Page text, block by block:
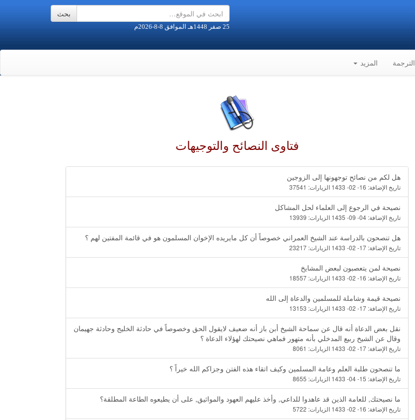
25 صفر 1448هـ الموافق 8-8-2026م
الترجمة المزيد
فتاوى النصائح والتوجيهات
هل لكم من نصائح توجهونها إلى الزوجين
تاريخ الإضافة: 16- 02- 1433 الزيارات: 37541
نصيحة في الرجوع إلى العلماء لحل المشاكل
تاريخ الإضافة: 04- 09- 1435 الزيارات: 13939
هل تنصحون بالدراسة عند الشيخ العمراني خصوصاً أن كل مايريده الإخوان المسلمون هو في قائمة المفتين لهم ؟
تاريخ الإضافة: 17- 02- 1433 الزيارات: 23217
نصيحة لمن يتعصبون لبعض المشايخ
تاريخ الإضافة: 16- 02- 1433 الزيارات: 18557
نصيحة قيمة وشاملة للمسلمين والدعاة إلى الله
تاريخ الإضافة: 17- 02- 1433 الزيارات: 13153
نقل بعض الدعاة أنه قال عن سماحة الشيخ أبن باز أنه ضعيف لايقول الحق وخصوصاً في حادثة الخليج وحادثة جهيمان
وقال عن الشيخ ربيع المدخلي بأنه متهور فماهي نصيحتك لهؤلاء الدعاة ؟
تاريخ الإضافة: 17- 02- 1433 الزيارات: 8061
ما تنصحون طلبة العلم وعامة المسلمين وكيف اتقاء هذه الفتن وجزاكم الله خيراً ؟
تاريخ الإضافة: 15- 04- 1433 الزيارات: 8655
ما نصيحتك, للعامة الذين قد عاهدوا للداعي, وأخذ عليهم العهود والمواثيق, على أن يطيعوه الطاعة المطلقة؟
تاريخ الإضافة: 16- 02- 1433 الزيارات: 5722